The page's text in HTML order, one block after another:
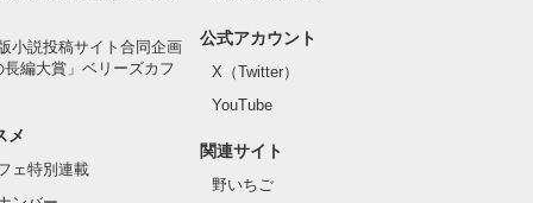
小説投稿サイト合同企画
長編大賞」ベリーズカフ
メ
ェ特別連載
公式アカウント
X（Twitter）
YouTube
関連サイト
野いちご